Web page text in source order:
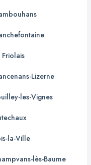
Friolais
Lizerne
les-Vignes
la-Ville
lès-Baume